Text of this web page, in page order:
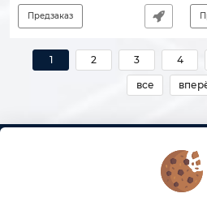
Артикул: 120905-00181
Предзаказ
1 2 3 4
все